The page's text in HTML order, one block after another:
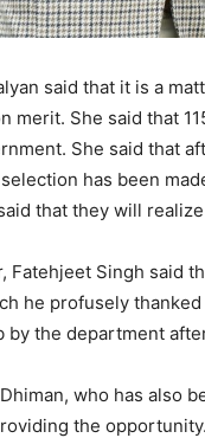
said that it is a
merit. She said that
She said that
has been
that they will
Fatehjeet Singh said
he profusely
by the department
who has also
the